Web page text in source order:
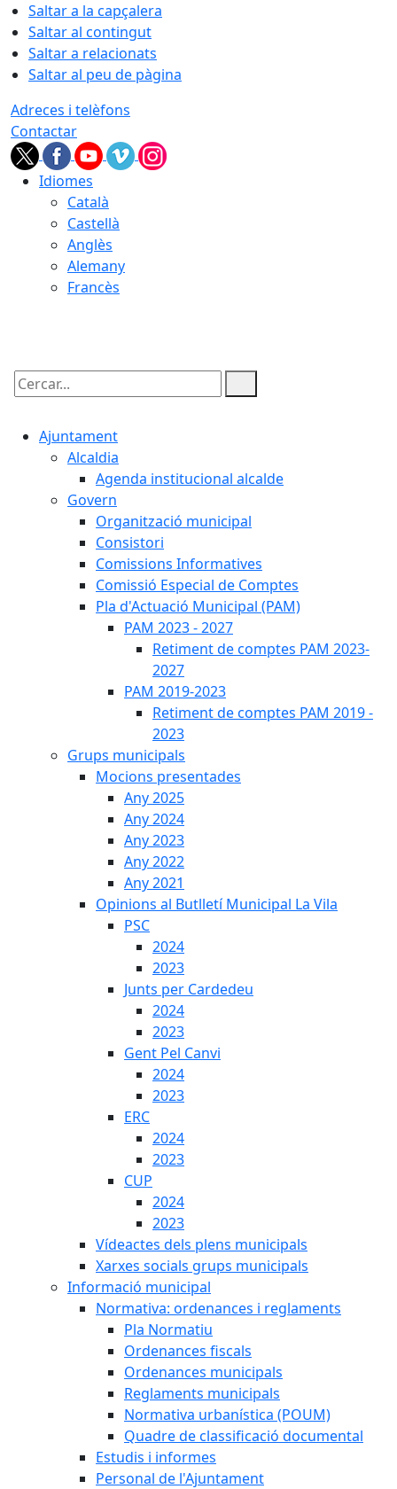
Saltar a la capçalera
Saltar al contingut
Saltar a relacionats
Saltar al peu de pàgina
Adreces i telèfons
Contactar
Idiomes
Català
Castellà
Anglès
Alemany
Francès
Cercar:
Ajuntament
Alcaldia
Agenda institucional alcalde
Govern
Organització municipal
Consistori
Comissions Informatives
Comissió Especial de Comptes
Pla d'Actuació Municipal (PAM)
PAM 2023 - 2027
Retiment de comptes PAM 2023-
2027
PAM 2019-2023
Retiment de comptes PAM 2019 -
2023
Grups municipals
Mocions presentades
Any 2025
Any 2024
Any 2023
Any 2022
Any 2021
Opinions al Butlletí Municipal La Vila
PSC
2024
2023
Junts per Cardedeu
2024
2023
Gent Pel Canvi
2024
2023
ERC
2024
2023
CUP
2024
2023
Vídeactes dels plens municipals
Xarxes socials grups municipals
Informació municipal
Normativa: ordenances i reglaments
Pla Normatiu
Ordenances fiscals
Ordenances municipals
Reglaments municipals
Normativa urbanística (POUM)
Quadre de classificació documental
Estudis i informes
Personal de l'Ajuntament